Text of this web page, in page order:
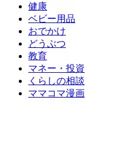
健康
ベビー用品
おでかけ
どうぶつ
教育
マネー・投資
くらしの相談
ママコマ漫画